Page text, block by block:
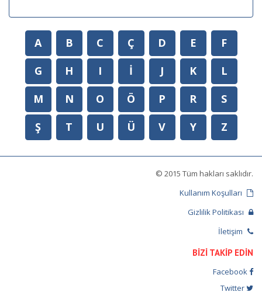
A B C Ç D E
F
G
H I İ J K
L
M
N O Ö P R
S
Ş
T U Ü V Y Z
© 2015 Tüm hakları saklıdır.
Kullanım Koşulları
Gizlilik Politikası
İletişim
BİZİ TAKİP EDİN
Facebook
Twitter